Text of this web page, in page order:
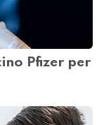
Pfizer per